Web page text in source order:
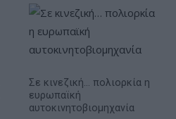
Σε κινεζική… πολιορκία η
ευρωπαϊκή
αυτοκινητοβιομηχανία